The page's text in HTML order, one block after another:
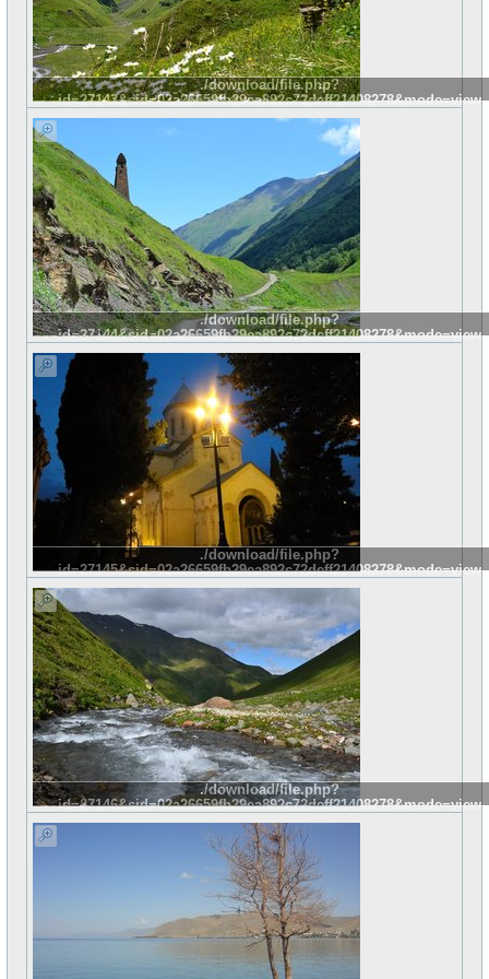
./download/file.php?
id=27143&sid=02a26659fb29ea892c72deff21408278&mode=view
./download/file.php?
id=27144&sid=02a26659fb29ea892c72deff21408278&mode=view
./download/file.php?
id=27145&sid=02a26659fb29ea892c72deff21408278&mode=view
./download/file.php?
id=27146&sid=02a26659fb29ea892c72deff21408278&mode=view